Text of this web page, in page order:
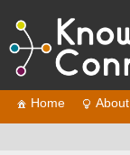
Home About